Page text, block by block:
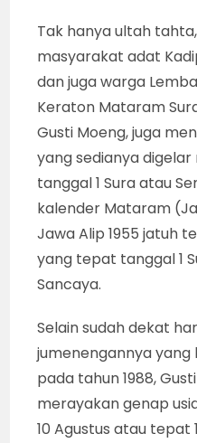
Tak hanya ultah
masyarakat adat
dan juga warga
Keraton Mataram
Gusti Moeng, juga
yang sedianya
tanggal 1 Sura atau
kalender Mataram
Jawa Alip 1955 jatuh
yang tepat tanggal 1
Sancaya.
Selain sudah dekat
jumenengannya
pada tahun 1988,
merayakan genap
10 Agustus atau tepat